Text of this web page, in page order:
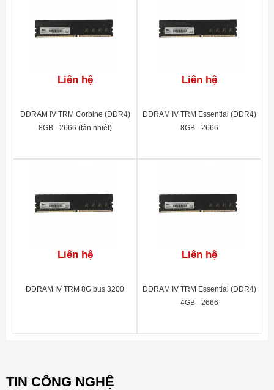
Liên hệ
DDRAM IV TRM Corbine (DDR4)
8GB - 2666 (tản nhiệt)
Liên hệ
DDRAM IV TRM Essential (DDR4)
8GB - 2666
Liên hệ
DDRAM IV TRM 8G bus 3200
Liên hệ
DDRAM IV TRM Essential (DDR4)
4GB - 2666
TIN CÔNG NGHỆ